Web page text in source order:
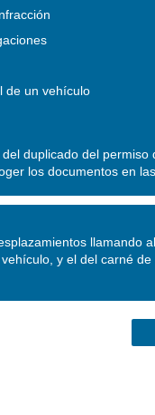
de un vehículo
duplicado del
los documentos en
llamando
y el del carné